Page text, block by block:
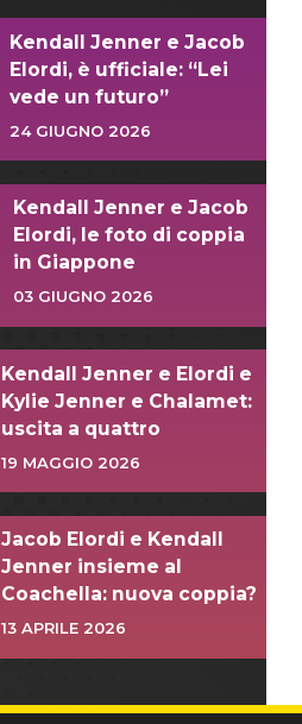
Kendall Jenner e Jacob
Elordi, è ufficiale: “Lei
vede un futuro”
24 GIUGNO 2026
Kendall Jenner e Jacob
Elordi, le foto di coppia
in Giappone
03 GIUGNO 2026
Kendall Jenner e Elordi e
Kylie Jenner e Chalamet:
uscita a quattro
19 MAGGIO 2026
Jacob Elordi e Kendall
Jenner insieme al
Coachella: nuova coppia?
13 APRILE 2026